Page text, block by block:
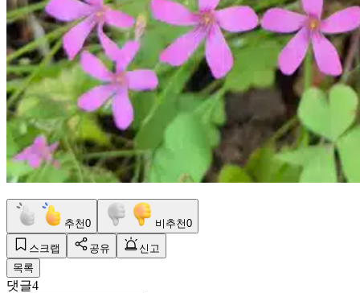
추천0 비추천0
스크랩 공유
신고
목록
댓글4